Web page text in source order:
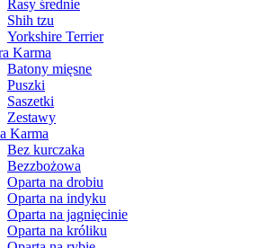
Rasy średnie
Shih tzu
Yorkshire Terrier
Karma
Batony mięsne
Puszki
Saszetki
Zestawy
Karma
Bez kurczaka
Bezzbożowa
Oparta na drobiu
Oparta na indyku
Oparta na jagnięcinie
Oparta na króliku